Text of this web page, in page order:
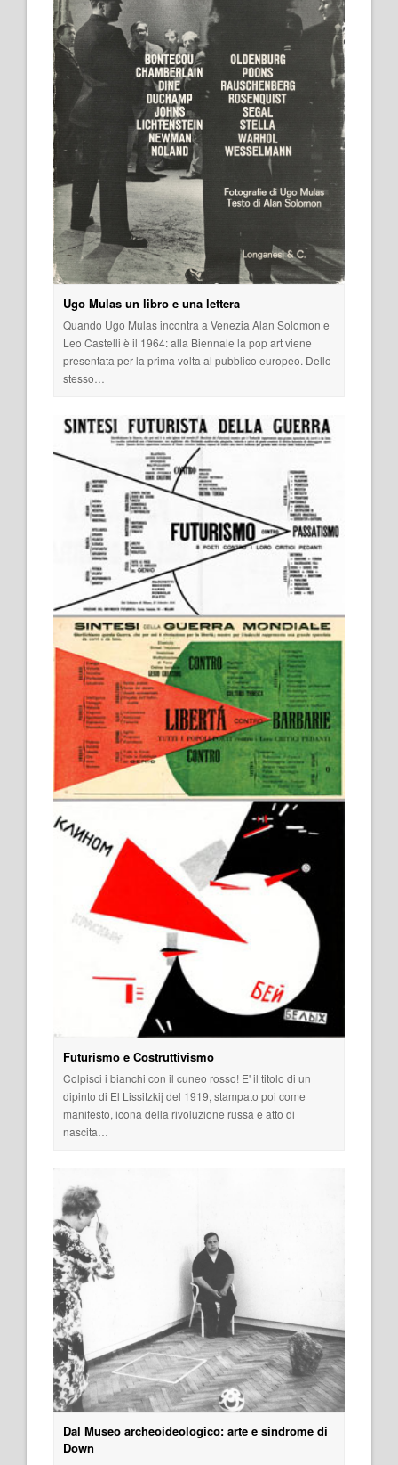
Ugo Mulas un libro e una lettera
Quando Ugo Mulas incontra a Venezia Alan Solomon e
Leo Castelli è il 1964: alla Biennale la pop art viene
presentata per la prima volta al pubblico europeo. Dello
stesso…
Futurismo e Costruttivismo
Colpisci i bianchi con il cuneo rosso! E' il titolo di un
dipinto di El Lissitzkij del 1919, stampato poi come
manifesto, icona della rivoluzione russa e atto di
nascita…
Dal Museo archeoideologico: arte e sindrome di
Down